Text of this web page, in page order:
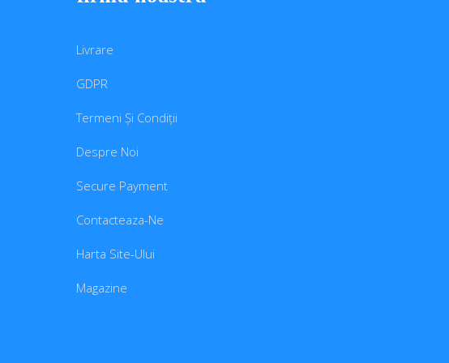
Livrare
GDPR
Termeni Și Condiții
Despre Noi
Secure Payment
Contacteaza-Ne
Harta Site-Ului
Magazine